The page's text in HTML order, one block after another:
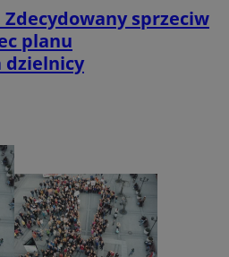
sprzeciw
planu
dzielnicy